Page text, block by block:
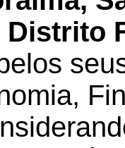
Distrito